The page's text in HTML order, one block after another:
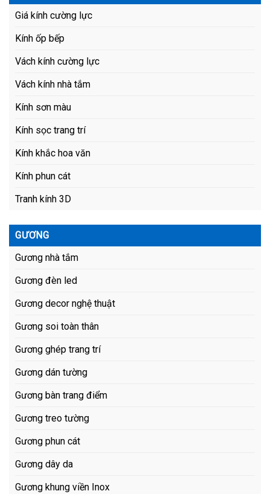
Giá kính cường lực
Kính ốp bếp
Vách kính cường lực
Vách kính nhà tắm
Kính sơn màu
Kính sọc trang trí
Kính khắc hoa văn
Kính phun cát
Tranh kính 3D
GƯƠNG
Gương nhà tắm
Gương đèn led
Gương decor nghệ thuật
Gương soi toàn thân
Gương ghép trang trí
Gương dán tường
Gương bàn trang điểm
Gương treo tường
Gương phun cát
Gương dây da
Gương khung viền Inox